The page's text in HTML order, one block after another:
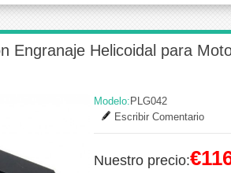
Engranaje Helicoidal para
Modelo: PLG042
Escribir Comentario
Nuestro precio: